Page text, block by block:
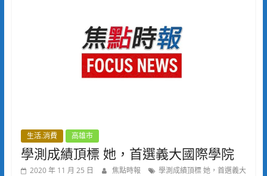
生活.消費 高雄市
學測成績頂標 她，首選義大國際學院
2020 年 11 月 25 日 焦點時報
學測成績頂標 她，首選義大